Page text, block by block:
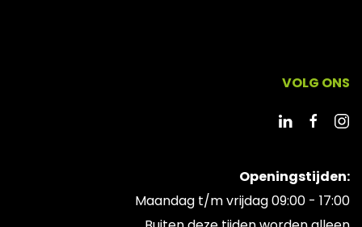
VOLG ONS
Openingstijden:
Maandag t/m vrijdag 09:00 - 17:00